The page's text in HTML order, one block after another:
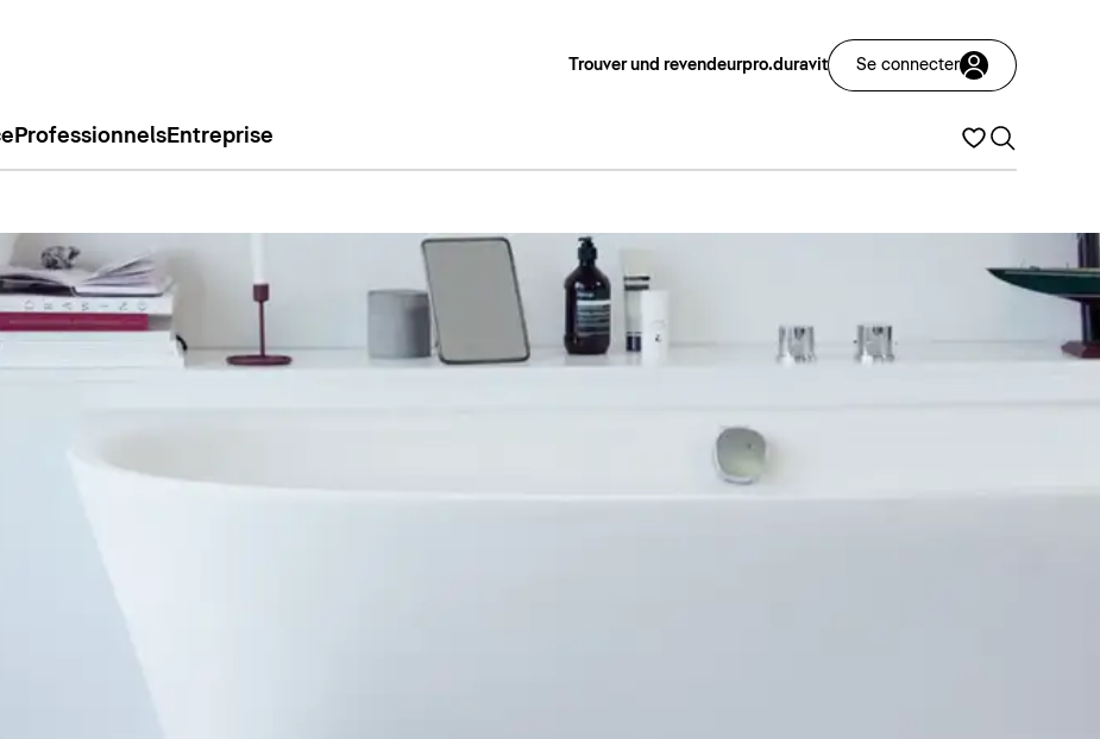
Trouver und revendeurpro.duravit Se connecter
ProfessionnelsEntreprise